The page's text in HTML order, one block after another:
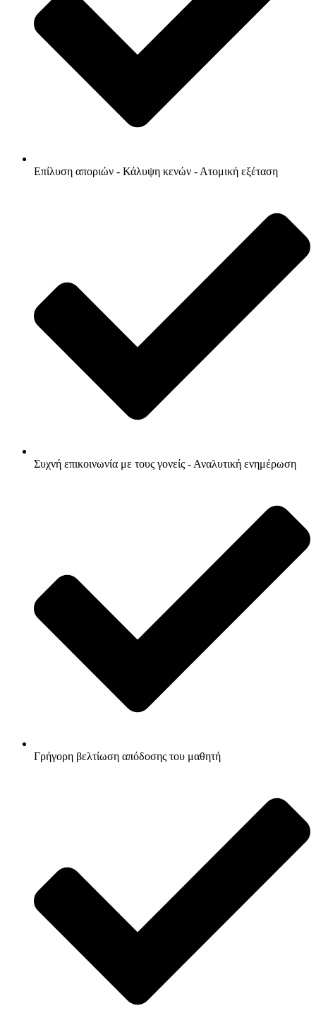
Επίλυση αποριών - Κάλυψη κενών - Ατομική εξέταση
Συχνή επικοινωνία με τους γονείς - Αναλυτική ενημέρωση
Γρήγορη βελτίωση απόδοσης του μαθητή